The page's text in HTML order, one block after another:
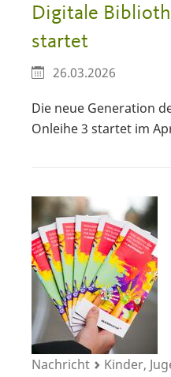
Digitale
startet
26.03.2026
Die neue Generation
Onleihe 3 startet im
Nachricht Kinder,